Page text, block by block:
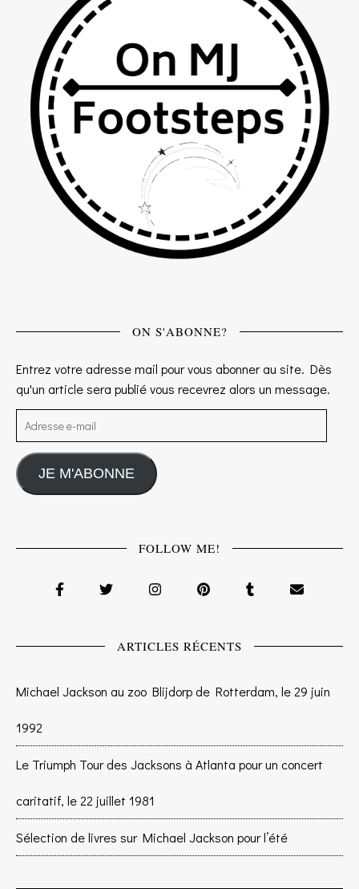
ON S'ABONNE?
Entrez votre adresse mail pour vous abonner au site. Dès
qu'un article sera publié vous recevrez alors un message.
Adresse e-mail
JE M'ABONNE
FOLLOW ME!
ARTICLES RÉCENTS
Michael Jackson au zoo Blijdorp de Rotterdam, le 29 juin
1992
Le Triumph Tour des Jacksons à Atlanta pour un concert
caritatif, le 22 juillet 1981
Sélection de livres sur Michael Jackson pour l’été